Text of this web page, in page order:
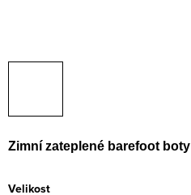
Zimní zateplené barefoot boty
Velikost